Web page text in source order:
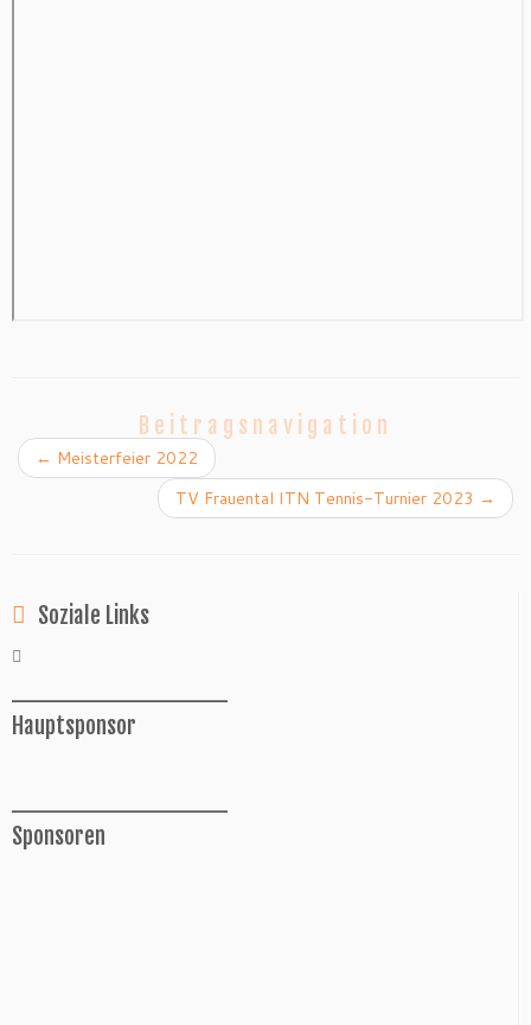
Beitragsnavigation
← Meisterfeier 2022
TV Frauental ITN Tennis-Turnier 2023 →
Soziale Links
Hauptsponsor
Sponsoren